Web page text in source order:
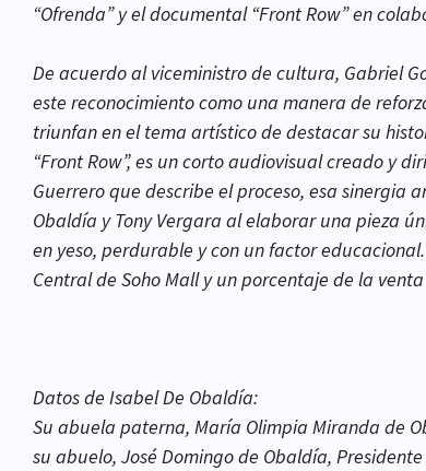
“Ofrenda” y el documental “Front Row” en
De acuerdo al viceministro de cultura, Gabriel
este reconocimiento como una manera de
triunfan en el tema artístico de destacar su
“Front Row”, es un corto audiovisual creado y
Guerrero que describe el proceso, esa sinergia
Obaldía y Tony Vergara al elaborar una pieza
en yeso, perdurable y con un factor
Central de Soho Mall y un porcentaje de la
Datos de Isabel De Obaldía:
Su abuela paterna, María Olimpia Miranda de
su abuelo, José Domingo de Obaldía,